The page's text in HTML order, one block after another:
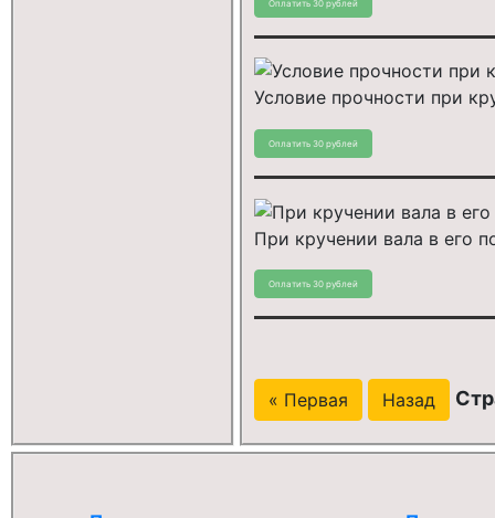
Условие прочности при
При кручении вала в его
« Первая Назад